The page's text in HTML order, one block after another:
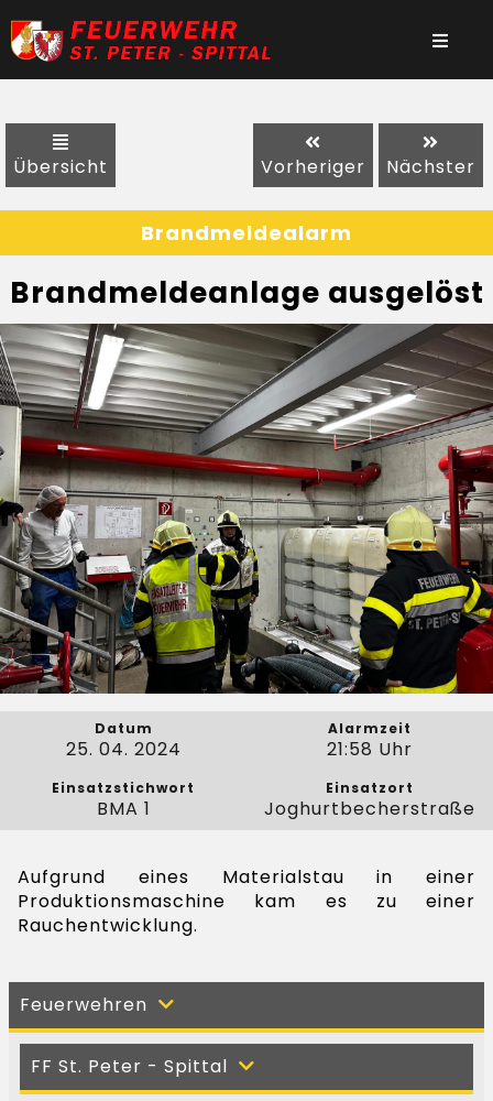
Übersicht Vorheriger Nächster
Brandmeldealarm
Brandmeldeanlage ausgelöst
Datum
25. 04. 2024
Alarmzeit
21:58 Uhr
Einsatzstichwort
BMA 1
Einsatzort
Joghurtbecherstraße
Aufgrund eines Materialstau in einer
Produktionsmaschine kam es zu einer
Rauchentwicklung.
Feuerwehren
FF St. Peter - Spittal